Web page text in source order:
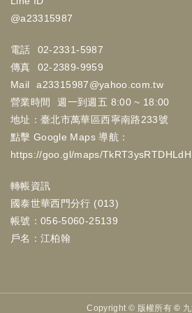
@a23315987
電話
02-2331-5987
傳真
02-2389-9959
Mail
a23315987@yahoo.com.tw
營業時間
週一到週五 8:00 ~ 18:00
地址：臺北市萬華區西寧南路233號
點擊 Google Maps 導航：
https://goo.gl/maps/
轉帳資訊
國泰世華西門分行 (013)
帳號：056-5060-25139
戶名：江柏翰
Copyright © 版權所有 ©